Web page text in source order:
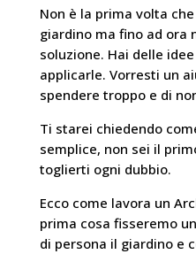
Non è la prima volta
giardino ma fino ad ora
soluzione. Hai delle
applicarle. Vorresti un
spendere troppo e di
Ti starei chiedendo
semplice, non sei il
toglierti ogni dubbio.
Ecco come lavora un
prima cosa fisseremo
di persona il giardino e